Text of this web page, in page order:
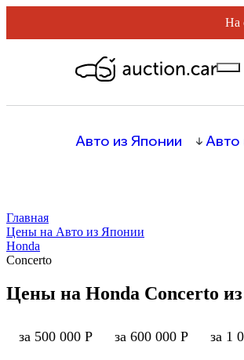
На
Авто из Японии Авто
Главная
Цены на Авто из Японии
Honda
Concerto
Цены на Honda Concerto
за 500 000 Р за 600 000 Р за 1